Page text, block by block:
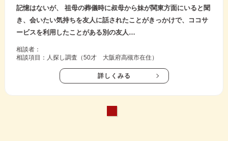
記憶はないが、 祖母の葬儀時に叔母から妹が関東方面にいると聞
き、会いたい気持ちを友人に話されたことがきっかけで、ココサ
ービスを利用したことがある別の友人…
相談者：
相談項目：人探し調査（50才 大阪府高槻市在住）
詳しくみる